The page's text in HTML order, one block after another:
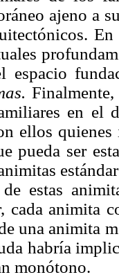
ajeno a
espacio
en el
ellos
pueda ser
estas
cada animita
una animita
habría
monótono.